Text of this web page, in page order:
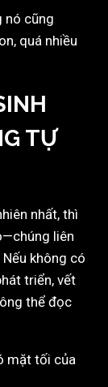
nó cũng
quá nhiều
TỰ
nhất, thì
liên
không có
triển, vết
thể đọc
mặt tối của